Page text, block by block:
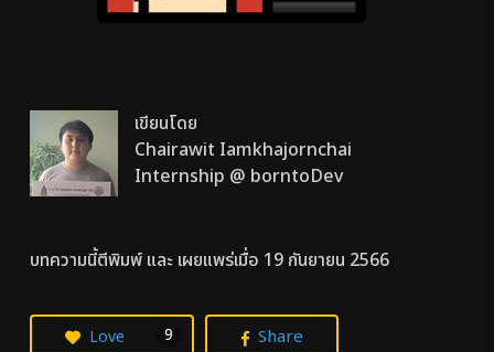
เขียนโดย
Chairawit Iamkhajornchai
Internship @ borntoDev
บทความนี้ตีพิมพ์ และ เผยแพร่เมื่อ 19 กันยายน 2566
Love 9 Share